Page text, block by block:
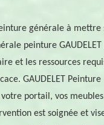
générale à mettre
peinture
et les ressources
GAUDELET
portail, vos
est soignée et